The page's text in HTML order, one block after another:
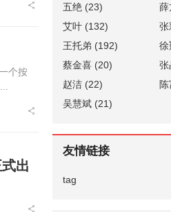
个按
出
五绝 (23) 薛
艾叶 (132) 张
王托弟 (192) 徐
蔡金喜 (20) 张
赵洁 (22) 陈
吴慧斌 (21)
友情链接
tag